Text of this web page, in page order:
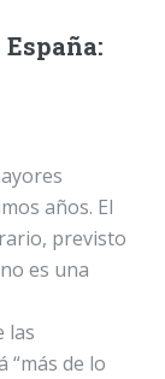
años. El
previsto
es una
las
“más de lo